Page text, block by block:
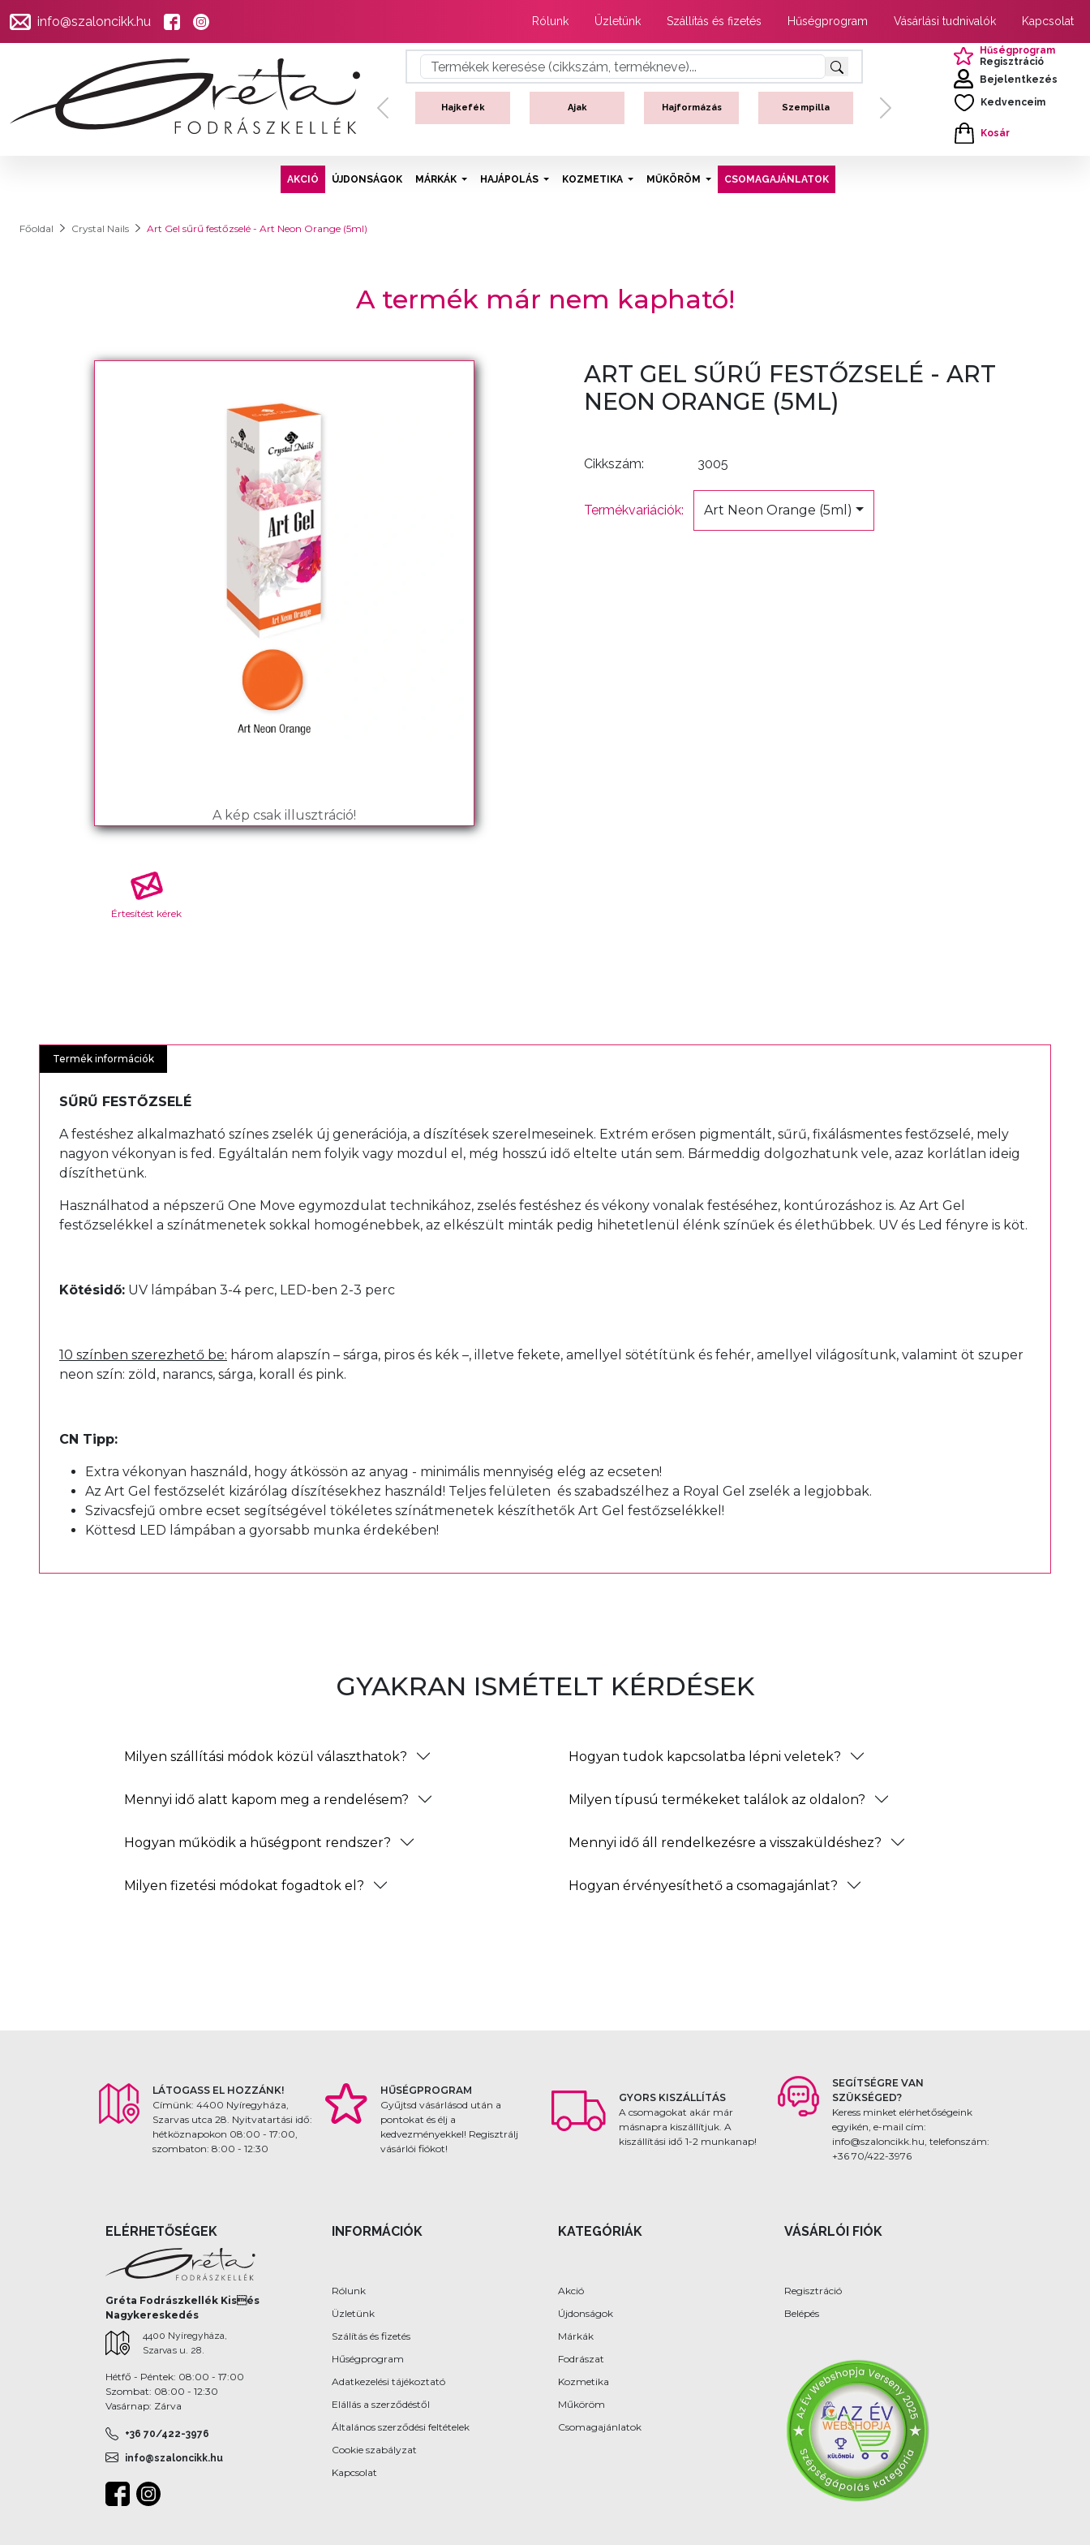
info@szaloncikk.hu Rólunk Üzletünk Szállítás és fizetés Hűségprogram Vásárlási tudnivalók Kapcsolat
Hajkefék Ajak Hajformázás Szempilla
Previous Next
Hűségprogram
Regisztráció
Bejelentkezés
Kedvenceim
Kosár
AKCIÓ ÚJDONSÁGOK MÁRKÁK HAJÁPOLÁS KOZMETIKA MŰKÖRÖM CSOMAGAJÁNLATOK
Főoldal Crystal Nails Art Gel sűrű festőzselé - Art Neon Orange (5ml)
A termék már nem kapható!
A kép csak illusztráció!
Értesítést kérek
ART GEL SŰRŰ FESTŐZSELÉ - ART
NEON ORANGE (5ML)
Cikkszám: 3005
Termékvariációk: Art Neon Orange (5ml)
Termék információk
SŰRŰ FESTŐZSELÉ
A festéshez alkalmazható színes zselék új generációja, a díszítések szerelmeseinek. Extrém erősen pigmentált, sűrű, fixálásmentes festőzselé, mely
nagyon vékonyan is fed. Egyáltalán nem folyik vagy mozdul el, még hosszú idő eltelte után sem. Bármeddig dolgozhatunk vele, azaz korlátlan ideig
díszíthetünk.
Használhatod a népszerű One Move egymozdulat technikához, zselés festéshez és vékony vonalak festéséhez, kontúrozáshoz is. Az Art Gel
festőzselékkel a színátmenetek sokkal homogénebbek, az elkészült minták pedig hihetetlenül élénk színűek és élethűbbek. UV és Led fényre is köt.
Kötésidő: UV lámpában 3-4 perc, LED-ben 2-3 perc
10 színben szerezhető be: három alapszín – sárga, piros és kék –, illetve fekete, amellyel sötétítünk és fehér, amellyel világosítunk, valamint öt szuper
neon szín: zöld, narancs, sárga, korall és pink.
CN Tipp:
Extra vékonyan használd, hogy átkössön az anyag - minimális mennyiség elég az ecseten!
Az Art Gel festőzselét kizárólag díszítésekhez használd! Teljes felületen és szabadszélhez a Royal Gel zselék a legjobbak.
Szivacsfejű ombre ecset segítségével tökéletes színátmenetek készíthetők Art Gel festőzselékkel!
Köttesd LED lámpában a gyorsabb munka érdekében!
GYAKRAN ISMÉTELT KÉRDÉSEK
Milyen szállítási módok közül választhatok?
Mennyi idő alatt kapom meg a rendelésem?
Hogyan működik a hűségpont rendszer?
Milyen fizetési módokat fogadtok el?
Hogyan tudok kapcsolatba lépni veletek?
Milyen típusú termékeket találok az oldalon?
Mennyi idő áll rendelkezésre a visszaküldéshez?
Hogyan érvényesíthető a csomagajánlat?
LÁTOGASS EL HOZZÁNK!
Címünk: 4400 Nyíregyháza,
Szarvas utca 28. Nyitvatartási idő:
hétköznapokon 08:00 - 17:00,
szombaton: 8:00 - 12:30
HŰSÉGPROGRAM
Gyűjtsd vásárlásod után a
pontokat és élj a
kedvezményekkel! Regisztrálj
vásárlói fiókot!
GYORS KISZÁLLÍTÁS
A csomagokat akár már
másnapra kiszállítjuk. A
kiszállítási idő 1-2 munkanap!
SEGÍTSÉGRE VAN
SZÜKSÉGED?
Keress minket elérhetőségeink
egyikén, e-mail cím:
info@szaloncikk.hu, telefonszám:
+36 70/422-3976
ELÉRHETŐSÉGEK
Gréta Fodrászkellék Kisés
Nagykereskedés
4400 Nyíregyháza,
Szarvas u. 28.
Hétfő - Péntek: 08:00 - 17:00
Szombat: 08:00 - 12:30
Vasárnap: Zárva
+36 70/422-3976
info@szaloncikk.hu
INFORMÁCIÓK
Rólunk
Üzletünk
Szálítás és fizetés
Hűségprogram
Adatkezelési tájékoztató
Elállás a szerződéstől
Általános szerződési feltételek
Cookie szabályzat
Kapcsolat
KATEGÓRIÁK
Akció
Újdonságok
Márkák
Fodrászat
Kozmetika
Műköröm
Csomagajánlatok
VÁSÁRLÓI FIÓK
Regisztráció
Belépés